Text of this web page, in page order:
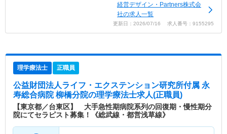
経営デザイン・Partners株式会
社の求人一覧
更新日：2026/07/16 求人番号：9155295
理学療法士 正職員
公益財団法人ライフ・エクステンション研究所付属 永
寿総合病院 柳橋分院の理学療法士求人(正職員)
【東京都／台東区】 大手急性期病院系列の回復期・慢性期分
院にてセラピスト募集！《総武線・都営浅草線》